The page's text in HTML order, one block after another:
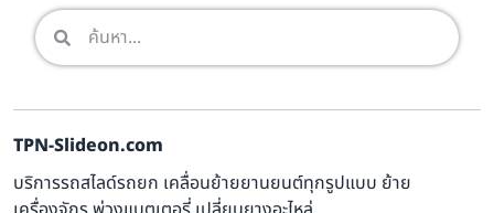
TPN-Slideon.com
บริการรถสไลด์รถยก เคลื่อนย้ายยานยนต์ทุกรูปแบบ ย้าย